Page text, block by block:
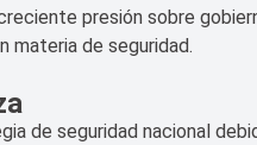
presión sobre
materia de seguridad.
de seguridad nacional